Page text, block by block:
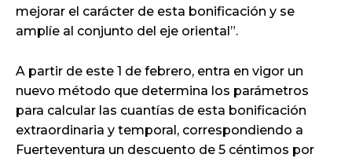
mejorar el carácter de esta bonificación y se
amplíe al conjunto del eje oriental”.
A partir de este 1 de febrero, entra en vigor un
nuevo método que determina los parámetros
para calcular las cuantías de esta bonificación
extraordinaria y temporal, correspondiendo a
Fuerteventura un descuento de 5 céntimos por